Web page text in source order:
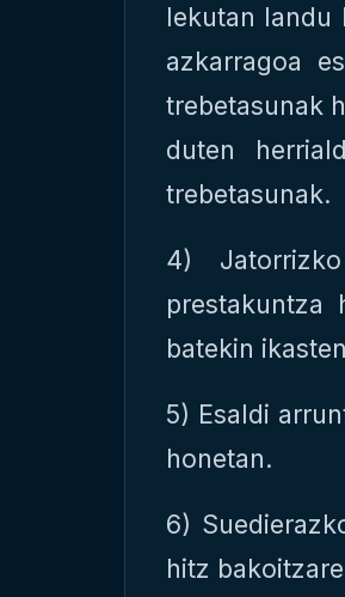
lekutan landu
azkarragoa
trebetasunak
duten
trebetasunak.
4)
prestakuntza
batekin
5) Esaldi
honetan.
6)
hitz